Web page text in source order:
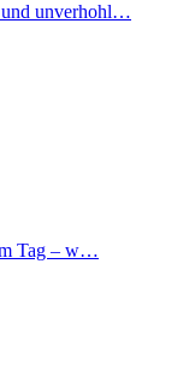
und unverhohl…
Tag – w…